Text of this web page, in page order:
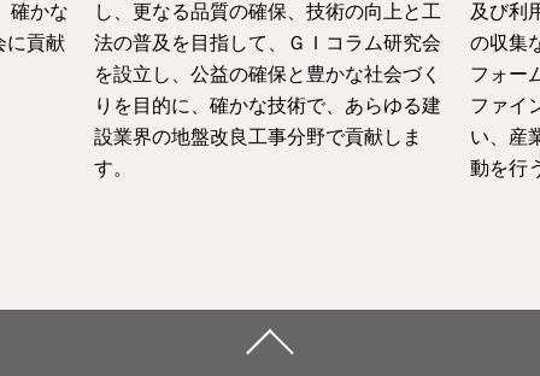
確かな
に貢献
し、更なる品質の確保、技術の向上と工
法の普及を目指して、ＧＩコラム研究会
を設立し、公益の確保と豊かな社会づく
りを目的に、確かな技術で、あらゆる建
設業界の地盤改良工事分野で貢献しま
す。
及び利
の収集
フォー
ファイ
い、産
動を行